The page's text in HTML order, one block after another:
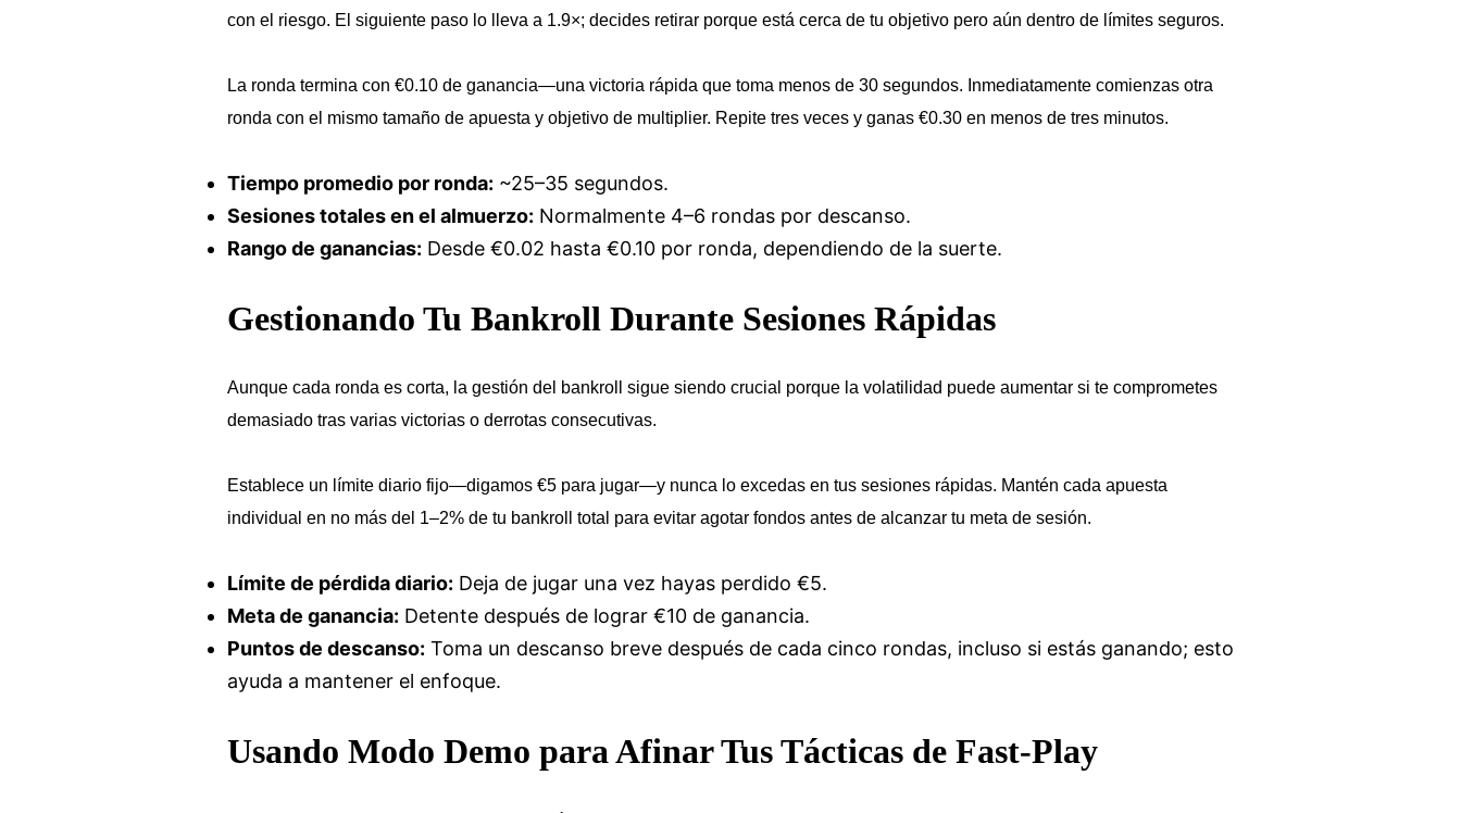
con el riesgo. El siguiente paso lo lleva a 1.9×; decides retirar porque está cerca de tu objetivo pero aún dentro de límites seguros.
La ronda termina con €0.10 de ganancia—una victoria rápida que toma menos de 30 segundos. Inmediatamente comienzas otra
ronda con el mismo tamaño de apuesta y objetivo de multiplier. Repite tres veces y ganas €0.30 en menos de tres minutos.
Tiempo promedio por ronda: ~25–35 segundos.
Sesiones totales en el almuerzo: Normalmente 4–6 rondas por descanso.
Rango de ganancias: Desde €0.02 hasta €0.10 por ronda, dependiendo de la suerte.
Gestionando Tu Bankroll Durante Sesiones Rápidas
Aunque cada ronda es corta, la gestión del bankroll sigue siendo crucial porque la volatilidad puede aumentar si te comprometes
demasiado tras varias victorias o derrotas consecutivas.
Establece un límite diario fijo—digamos €5 para jugar—y nunca lo excedas en tus sesiones rápidas. Mantén cada apuesta
individual en no más del 1–2% de tu bankroll total para evitar agotar fondos antes de alcanzar tu meta de sesión.
Límite de pérdida diario: Deja de jugar una vez hayas perdido €5.
Meta de ganancia: Detente después de lograr €10 de ganancia.
Puntos de descanso: Toma un descanso breve después de cada cinco rondas, incluso si estás ganando; esto
ayuda a mantener el enfoque.
Usando Modo Demo para Afinar Tus Tácticas de Fast‑Play